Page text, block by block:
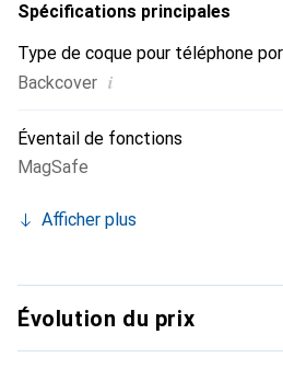
Spécifications principales
Type de coque pour téléphone
Backcover i
Éventail de fonctions
MagSafe
Afficher plus
Évolution du prix